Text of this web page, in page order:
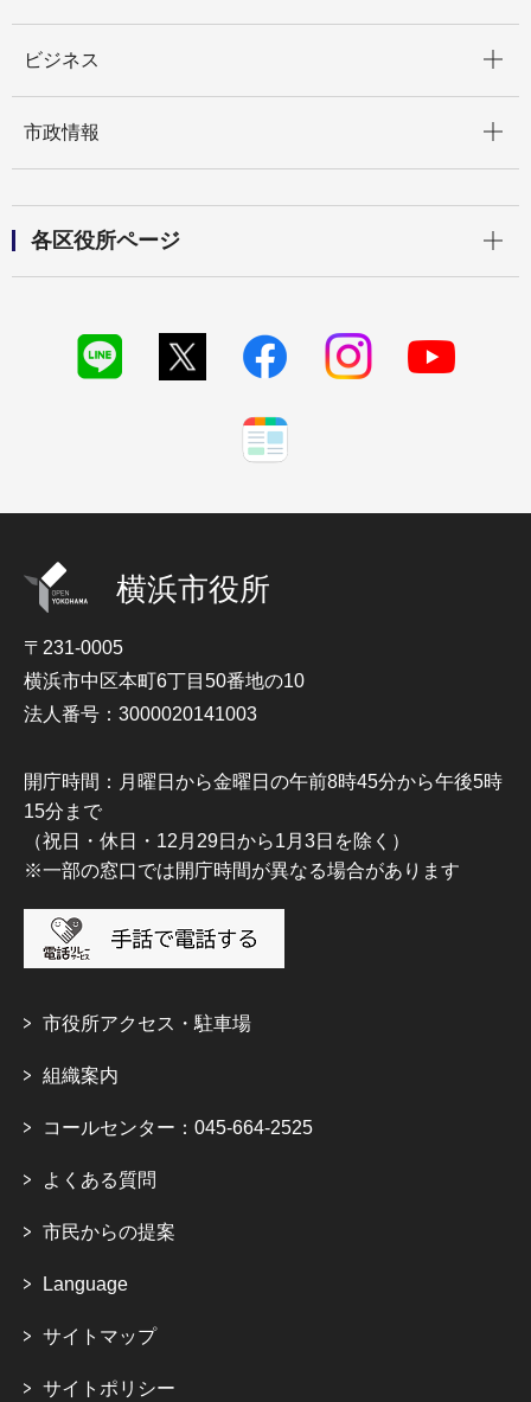
ビジネス
市政情報
各区役所ページ
横浜市役所
〒231-0005
横浜市中区本町6丁目50番地の10
法人番号：3000020141003
開庁時間：月曜日から金曜日の午前8時45分から午後5時
15分まで
（祝日・休日・12月29日から1月3日を除く）
※一部の窓口では開庁時間が異なる場合があります
市役所アクセス・駐車場
組織案内
コールセンター：045-664-2525
よくある質問
市民からの提案
Language
サイトマップ
サイトポリシー